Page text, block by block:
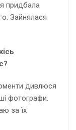
придбала
Зайнялася
дивлюся
фотографи.
за їх